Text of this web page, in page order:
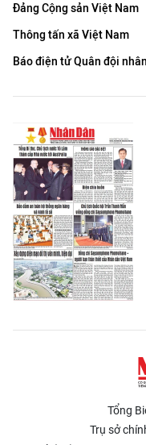
Đảng Cộng sản Việt Nam
Thông tấn xã Việt Nam
Báo điện tử Quân đội
Tổng
Trụ sở